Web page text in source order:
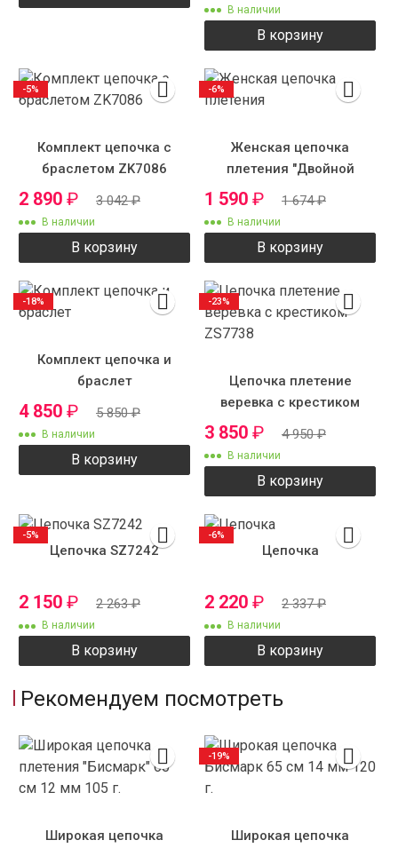
В наличии
В корзину
Комплект цепочка с
браслетом ZK7086
2 890 ₽ 3 042₽
В наличии
В корзину
-5%
Женская цепочка
плетения "Двойной
панцирь"
1 590 ₽ 1 674₽
В наличии
В корзину
-6%
Комплект цепочка и
браслет
4 850 ₽ 5 850₽
В наличии
В корзину
-18%
Цепочка плетение
веревка с крестиком
3 850 ₽ 4 950₽
В наличии
В корзину
-23%
Цепочка SZ7242
2 150 ₽ 2 263₽
В наличии
В корзину
-5%
Цепочка
2 220 ₽ 2 337₽
В наличии
В корзину
-6%
Рекомендуем посмотреть
Широкая цепочка
Широкая цепочка
-19%